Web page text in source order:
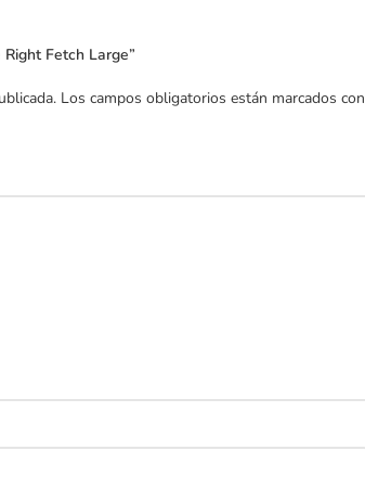
Fetch Large”
Los campos obligatorios están marcados con